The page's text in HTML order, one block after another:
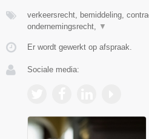
verkeersrecht, bemiddeling,
ondernemingsrecht, ▼
Er wordt gewerkt op afspraak.
Sociale media: